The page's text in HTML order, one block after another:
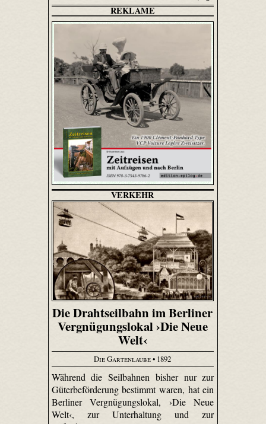
REKLAME
VERKEHR
Die Drahtseilbahn im Berliner
Vergnügungslokal ›Die Neue
Welt‹
Die Gartenlaube• 1892
Während die Seilbahnen bisher nur zur
Güterbeförderung bestimmt waren, hat ein
Berliner Vergnügungslokal, ›Die Neue
Welt‹, zur Unterhaltung und zur